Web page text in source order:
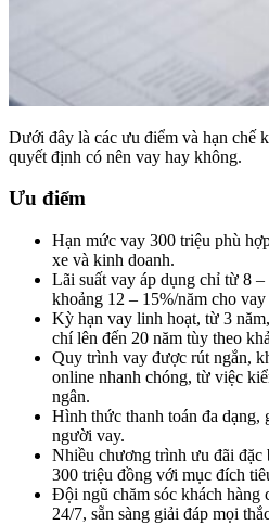
Dưới đây là các ưu điểm và hạn chế
quyết định có nên vay hay không.
Ưu điểm
Hạn mức vay 300 triệu phù
xe và kinh doanh.
Lãi suất vay áp dụng chỉ từ 8
khoảng 12 – 15%/năm cho vay
Kỳ hạn vay linh hoạt, từ 3
chí lên đến 20 năm tùy theo
Quy trình vay được rút ngắn,
online nhanh chóng, từ việc
ngân.
Hình thức thanh toán đa dạng,
người vay.
Nhiều chương trình ưu đãi đặc
300 triệu đồng với mục đích
Đội ngũ chăm sóc khách hàng
24/7, sẵn sàng giải đáp mọi